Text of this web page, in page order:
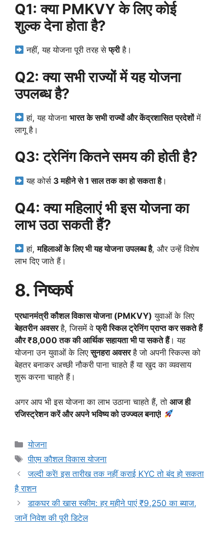
Q1: क्या PMKVY के लिए कोई
शुल्क देना होता है?
नहीं, यह योजना पूरी तरह सेफ्रीहै।
Q2: क्या सभी राज्यों में यह योजना
उपलब्ध है?
हां, यह योजनाभारत के सभी राज्यों और केंद्रशासित प्रदेशोंमें
लागू है।
Q3: ट्रेनिंग कितने समय की होती है?
यह कोर्स 3 महीने से 1 साल तक का हो सकता है।
Q4: क्या महिलाएं भी इस योजना का
लाभ उठा सकती हैं?
हां,महिलाओं के लिए भी यह योजना उपलब्ध है, और उन्हें विशेष
लाभ दिए जाते हैं।
8. निष्कर्ष
प्रधानमंत्री कौशल विकास योजना (PMKVY) युवाओं के लिए
बेहतरीन अवसरहै, जिसमें वेफ्री स्किल ट्रेनिंग प्राप्त कर सकते हैं
और ₹8,000 तक की आर्थिक सहायता भी पा सकते हैं। यह
योजना उन युवाओं के लिएसुनहरा अवसरहै जो अपनी स्किल्स को
बेहतर बनाकर अच्छी नौकरी पाना चाहते हैं या खुद का व्यवसाय
शुरू करना चाहते हैं।
अगर आप भी इस योजना का लाभ उठाना चाहते हैं, तो आज ही
रजिस्ट्रेशन करें और अपने भविष्य को उज्ज्वल बनाएं!
Categories
योजना
Tags
पीएम कौशल विकास योजना
जल्दी करें! इस तारीख तक नहीं कराई KYC तो बंद हो सकता
है राशन
डाकघर की खास स्कीम: हर महीने पाएं ₹9,250 का ब्याज,
जानें निवेश की पूरी डिटेल